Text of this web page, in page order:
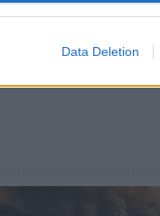
Data Deletion